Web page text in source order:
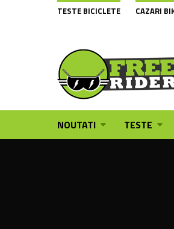
TESTE BICICLETE CAZARI
NOUTATI TESTE